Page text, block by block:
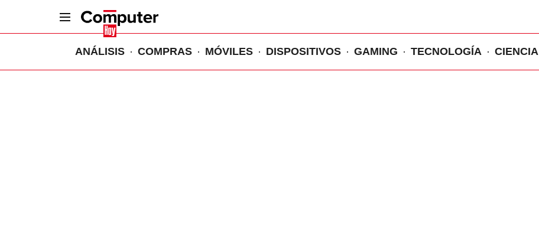
ANÁLISIS COMPRAS MÓVILES DISPOSITIVOS GAMING TECNOLOGÍA CIENCIA